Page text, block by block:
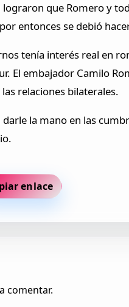
que Romero y
entonces se debió
tenía interés real en
El embajador Camilo
relaciones bilaterales.
la mano en las
enlace
comentar.